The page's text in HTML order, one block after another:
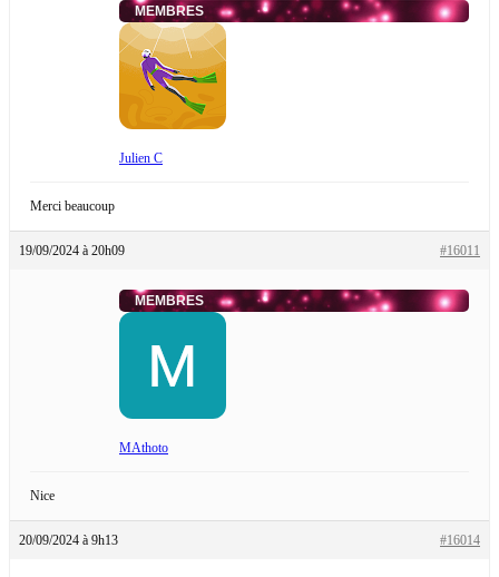
MEMBRES
Julien C
Merci beaucoup
19/09/2024 à 20h09 #16011
MEMBRES
MAthoto
Nice
20/09/2024 à 9h13 #16014